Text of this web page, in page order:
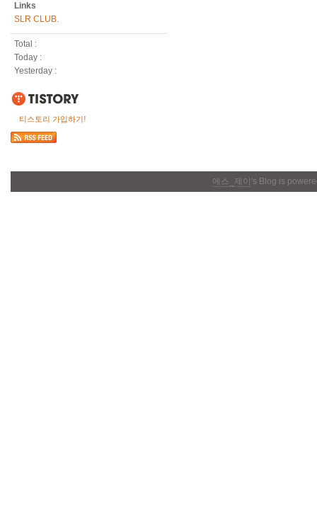
Links
SLR CLUB.
Total :
Today :
Yesterday :
티스토리 가입하기!
에스_제이 's Blog is